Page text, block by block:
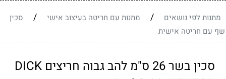
מתנות לפי נושאים / מתנות עם חריטה בעיצוב אישי /
סכין
שף עם חריטה אישית
סכין בשר 26 ס"מ להב גבוה חריצים DICK